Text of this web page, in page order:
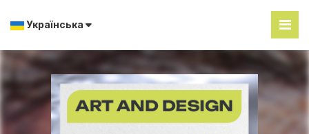
Українська